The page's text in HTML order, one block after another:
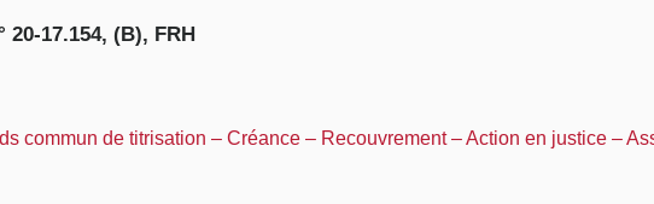
20-17.154, (B), FRH
commun de titrisation – Créance – Recouvrement – Action en justice –